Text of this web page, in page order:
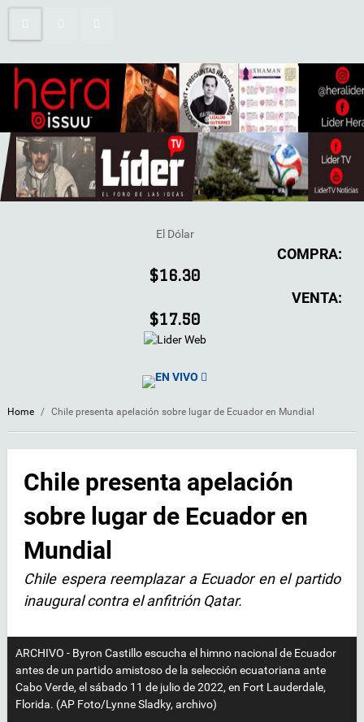
El Dólar
COMPRA:
$16.30
VENTA:
$17.50
EN VIVO
Home / Chile presenta apelación sobre lugar de Ecuador en Mundial
Chile presenta apelación
sobre lugar de Ecuador en
Mundial
Chile espera reemplazar a Ecuador en el partido
inaugural contra el anfitrión Qatar.
ARCHIVO - Byron Castillo escucha el himno nacional de Ecuador
antes de un partido amistoso de la selección ecuatoriana ante
Cabo Verde, el sábado 11 de julio de 2022, en Fort Lauderdale,
Florida. (AP Foto/Lynne Sladky, archivo)